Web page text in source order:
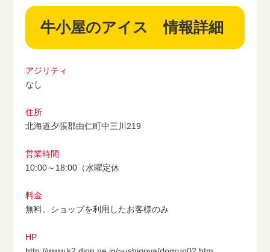
牛小屋のアイス 情報詳細
アジリティ
なし
住所
北海道夕張郡由仁町中三川219
営業時間
10:00～18:00（水曜定休
料金
無料。ショップを利用したお客様のみ
HP